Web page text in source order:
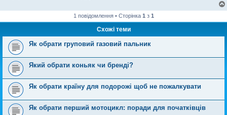
1 повідомлення • Сторінка 1 з 1
Схожі теми
Як обрати груповий газовий пальник
Який обрати коньяк чи бренді?
Як обрати країну для подорожі щоб не пожалкувати
Як обрати перший мотоцикл: поради для початківців